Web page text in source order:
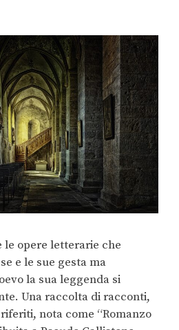
opere letterarie che
e le sue gesta ma
la sua leggenda si
Una raccolta di racconti,
nota come “Romanzo